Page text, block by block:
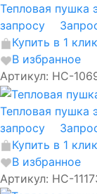
Тепловая пушка
запросу
Купить в 1 клик
В избранное
Артикул: НС-
Тепловая пушка
запросу
Купить в 1 клик
В избранное
Артикул: НС-